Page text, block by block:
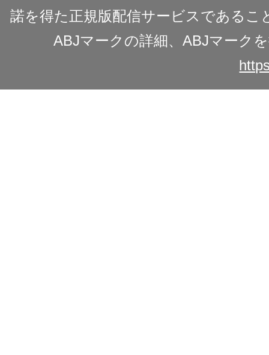
諾を得た正規版配信サービスであるこ
ABJマークの詳細、ABJマーク